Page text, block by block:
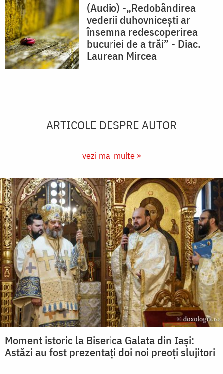
(Audio) -„Redobândirea
vederii duhovniceşti ar
însemna redescoperirea
bucuriei de a trăi” - Diac.
Laurean Mircea
ARTICOLE DESPRE AUTOR
vezi mai multe »
Moment istoric la Biserica Galata din Iași:
Astăzi au fost prezentați doi noi preoți slujitori